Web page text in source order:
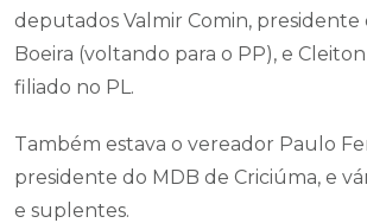
deputados Valmir Comin, presidente
Boeira (voltando para o PP), e
filiado no PL.
Também estava o vereador Paulo
presidente do MDB de Criciúma, e
e suplentes.